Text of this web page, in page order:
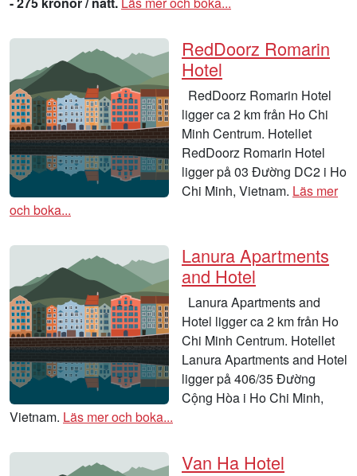
RedDoorz Romarin
Hotel
RedDoorz Romarin Hotel
ligger ca 2 km från Ho Chi
Minh Centrum. Hotellet
RedDoorz Romarin Hotel
ligger på 03 Đường DC2 i Ho
Chi Minh, Vietnam. Läs mer
och boka...
Lanura Apartments
and Hotel
Lanura Apartments and
Hotel ligger ca 2 km från Ho
Chi Minh Centrum. Hotellet
Lanura Apartments and Hotel
ligger på 406/35 Đường
Cộng Hòa i Ho Chi Minh,
Vietnam. Läs mer och boka...
Van Ha Hotel